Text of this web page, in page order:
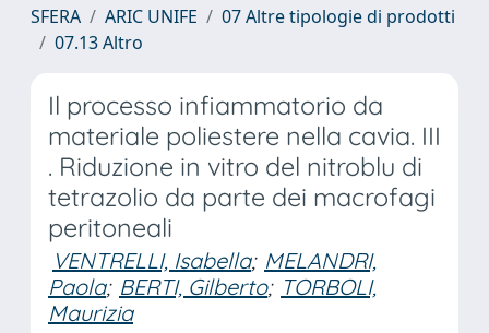
SFERA ARIC UNIFE
07 Altre tipologie di prodotti
07.13 Altro
Il processo infiammatorio da
materiale poliestere nella cavia. III
. Riduzione in vitro del nitroblu di
tetrazolio da parte dei macrofagi
peritoneali
VENTRELLI, Isabella; MELANDRI,
Paola; BERTI, Gilberto; TORBOLI,
Maurizia